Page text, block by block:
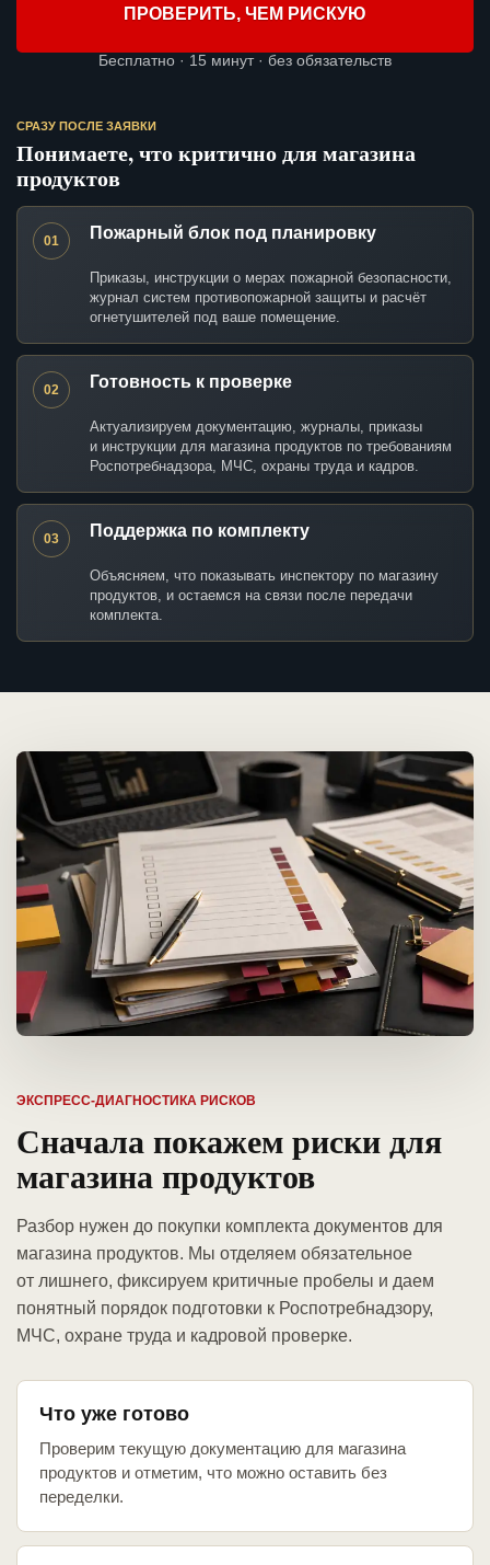
ПРОВЕРИТЬ, ЧЕМ РИСКУЮ
Бесплатно · 15 минут · без обязательств
СРАЗУ ПОСЛЕ ЗАЯВКИ
Понимаете, что критично для магазина
продуктов
01 Пожарный блок под планировку
Приказы, инструкции о мерах пожарной безопасности,
журнал систем противопожарной защиты и расчёт
огнетушителей под ваше помещение.
02 Готовность к проверке
Актуализируем документацию, журналы, приказы
и инструкции для магазина продуктов по требованиям
Роспотребнадзора, МЧС, охраны труда и кадров.
03 Поддержка по комплекту
Объясняем, что показывать инспектору по магазину
продуктов, и остаемся на связи после передачи
комплекта.
ЭКСПРЕСС-ДИАГНОСТИКА РИСКОВ
Сначала покажем риски для
магазина продуктов
Разбор нужен до покупки комплекта документов для
магазина продуктов. Мы отделяем обязательное
от лишнего, фиксируем критичные пробелы и даем
понятный порядок подготовки к Роспотребнадзору,
МЧС, охране труда и кадровой проверке.
Что уже готово
Проверим текущую документацию для магазина
продуктов и отметим, что можно оставить без
переделки.